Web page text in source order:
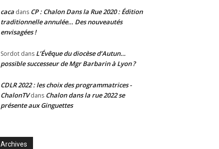
caca dans CP : Chalon Dans la Rue 2020 : Édition
traditionnelle annulée… Des nouveautés
envisagées !
Sordot dans L’Évêque du diocèse d’Autun…
possible successeur de Mgr Barbarin à Lyon ?
CDLR 2022 : les choix des programmatrices -
ChalonTVdans Chalon dans la rue 2022 se
présente aux Ginguettes
Archives